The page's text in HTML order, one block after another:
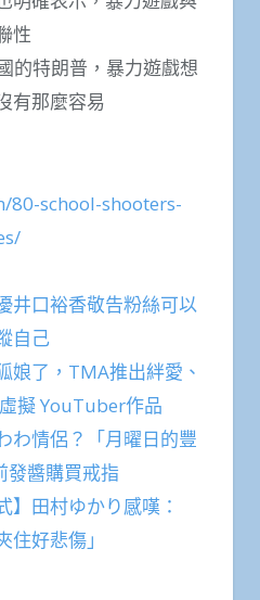
性
的特朗普，暴力遊戲想
有那麼容易
80-school-shooters-
井口裕香敬告粉絲可以
自己
娘了，TMA推出絆愛、
擬 YouTuber作品
わ情侶？「月曜日的豐
發醬購買戒指
】田村ゆかり感嘆：
住好悲傷」